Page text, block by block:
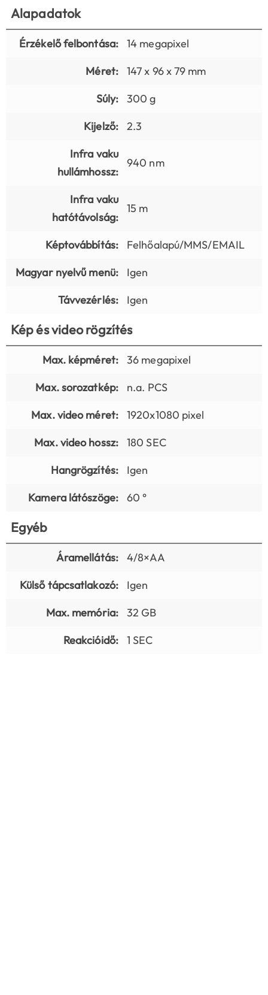
Alapadatok
Érzékelő felbontása:
14 megapixel
Méret:
147 x 96 x 79 mm
Súly:
300 g
Kijelző:
2.3
Infra vaku
hullámhossz:
940 nm
Infra vaku
hatótávolság:
15 m
Képtovábbítás:
Felhőalapú/MMS/EMAIL
Magyar nyelvű menü:
Igen
Távvezérlés:
Igen
Kép és video rögzítés
Max. képméret:
36 megapixel
Max. sorozatkép:
n.a. PCS
Max. video méret:
1920x1080 pixel
Max. video hossz:
180 SEC
Hangrögzítés:
Igen
Kamera látószöge:
60 °
Egyéb
Áramellátás:
4/8×AA
Külső tápcsatlakozó:
Igen
Max. memória:
32 GB
Reakcióidő:
1 SEC